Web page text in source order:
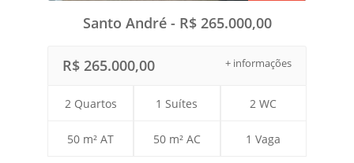
Santo André - R$ 265.000,00
+ informações
R$ 265.000,00
2 Quartos 1 Suítes 2 WC
50 m² AT 50 m² AC 1 Vaga